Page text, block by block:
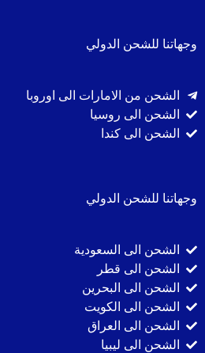
وجهاتنا للشحن الدولي
الشحن من الامارات الى اوروبا
الشحن الى روسيا
الشحن الى كندا
وجهاتنا للشحن الدولي
الشحن الى السعودية
الشحن الى قطر
الشحن الى البحرين
الشحن الى الكويت
الشحن الى العراق
الشحن الى ليبيا